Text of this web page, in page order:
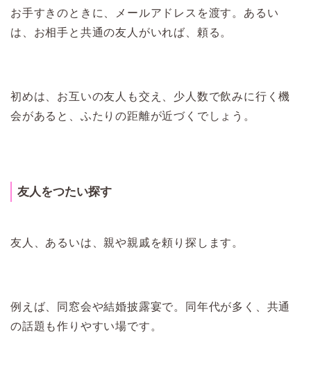
お手すきのときに、メールアドレスを渡す。あるい
は、お相手と共通の友人がいれば、頼る。
初めは、お互いの友人も交え、少人数で飲みに行く機
会があると、ふたりの距離が近づくでしょう。
友人をつたい探す
友人、あるいは、親や親戚を頼り探します。
例えば、同窓会や結婚披露宴で。同年代が多く、共通
の話題も作りやすい場です。